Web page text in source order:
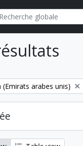
options
arabes unis)